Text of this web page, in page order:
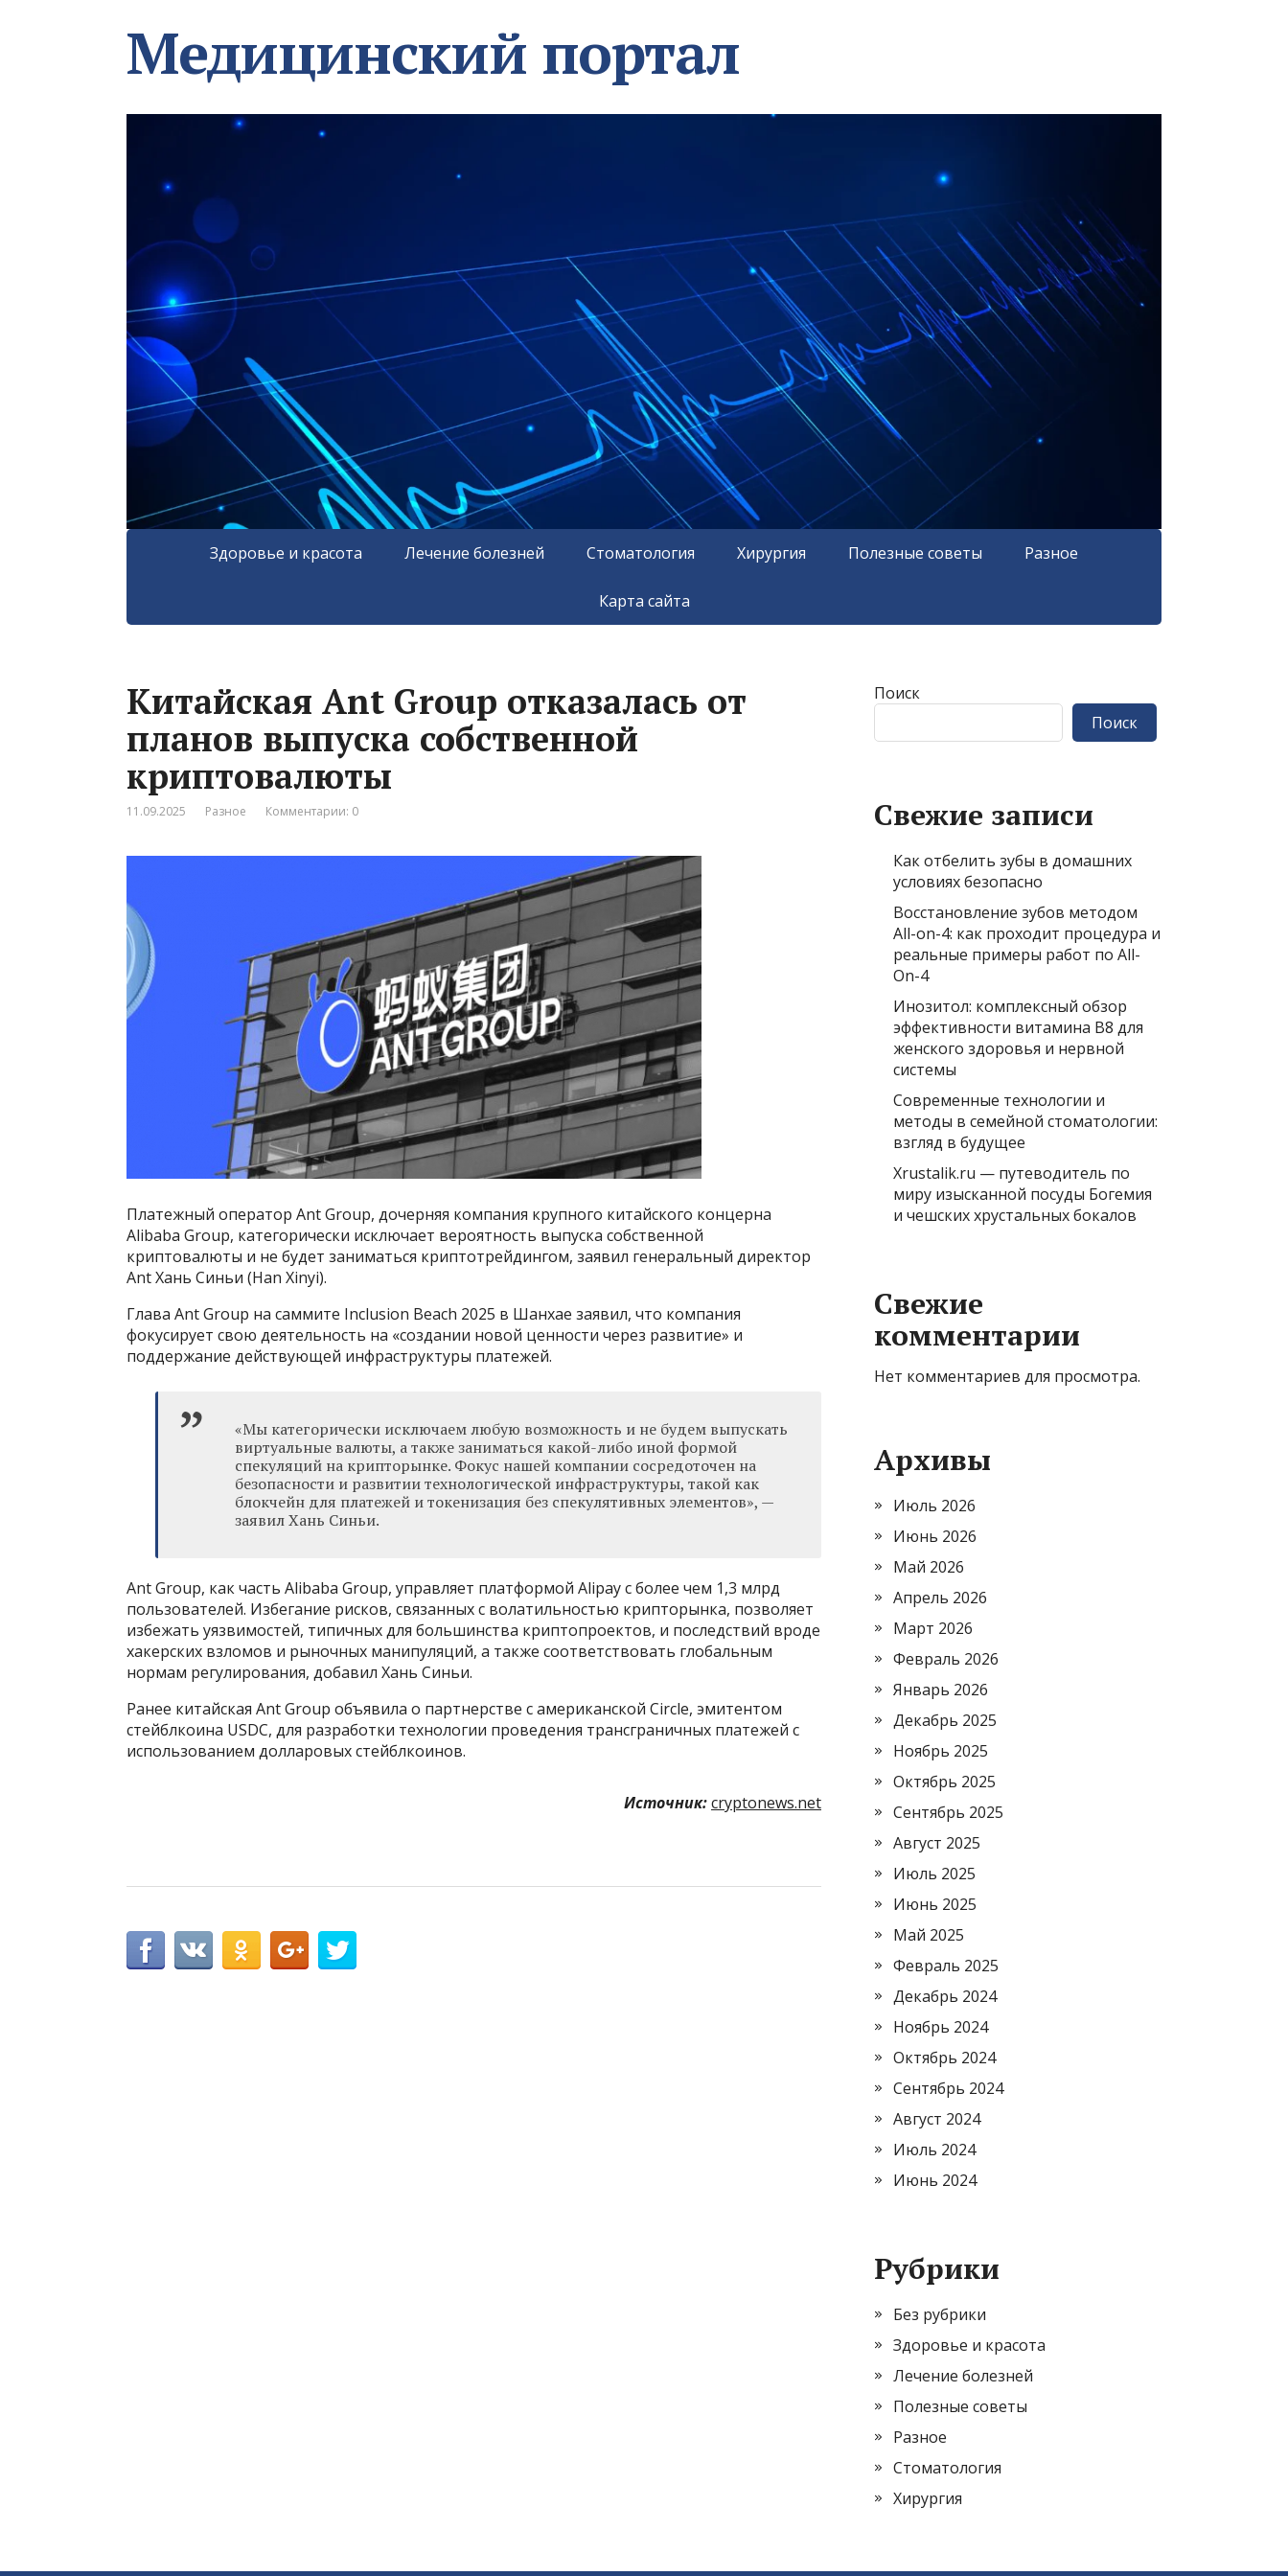
Медицинский портал
Здоровье и красота Лечение болезней Стоматология Хирургия Полезные советы Разное
Карта сайта
Китайская Ant Group отказалась от
планов выпуска собственной
криптовалюты
11.09.2025 Разное Комментарии: 0
Платежный оператор Ant Group, дочерняя компания крупного китайского концерна
Alibaba Group, категорически исключает вероятность выпуска собственной
криптовалюты и не будет заниматься криптотрейдингом, заявил генеральный директор
Ant Хань Синьи (Han Xinyi).
Глава Ant Group на саммите Inclusion Beach 2025 в Шанхае заявил, что компания
фокусирует свою деятельность на «создании новой ценности через развитие» и
поддержание действующей инфраструктуры платежей.
«Мы категорически исключаем любую возможность и не будем выпускать
виртуальные валюты, а также заниматься какой-либо иной формой
спекуляций на крипторынке. Фокус нашей компании сосредоточен на
безопасности и развитии технологической инфраструктуры, такой как
блокчейн для платежей и токенизация без спекулятивных элементов», —
заявил Хань Синьи.
Ant Group, как часть Alibaba Group, управляет платформой Alipay с более чем 1,3 млрд
пользователей. Избегание рисков, связанных с волатильностью крипторынка, позволяет
избежать уязвимостей, типичных для большинства криптопроектов, и последствий вроде
хакерских взломов и рыночных манипуляций, а также соответствовать глобальным
нормам регулирования, добавил Хань Синьи.
Ранее китайская Ant Group объявила о партнерстве с американской Circle, эмитентом
стейблкоина USDC, для разработки технологии проведения трансграничных платежей с
использованием долларовых стейблкоинов.
Источник:cryptonews.net
Поиск
Поиск
Свежие записи
Как отбелить зубы в домашних
условиях безопасно
Восстановление зубов методом
All-on-4: как проходит процедура и
реальные примеры работ по All-
On-4
Инозитол: комплексный обзор
эффективности витамина B8 для
женского здоровья и нервной
системы
Современные технологии и
методы в семейной стоматологии:
взгляд в будущее
Xrustalik.ru — путеводитель по
миру изысканной посуды Богемия
и чешских хрустальных бокалов
Свежие
комментарии
Нет комментариев для просмотра.
Архивы
Июль 2026
Июнь 2026
Май 2026
Апрель 2026
Март 2026
Февраль 2026
Январь 2026
Декабрь 2025
Ноябрь 2025
Октябрь 2025
Сентябрь 2025
Август 2025
Июль 2025
Июнь 2025
Май 2025
Февраль 2025
Декабрь 2024
Ноябрь 2024
Октябрь 2024
Сентябрь 2024
Август 2024
Июль 2024
Июнь 2024
Рубрики
Без рубрики
Здоровье и красота
Лечение болезней
Полезные советы
Разное
Стоматология
Хирургия